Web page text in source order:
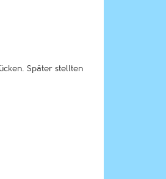
Später stellten